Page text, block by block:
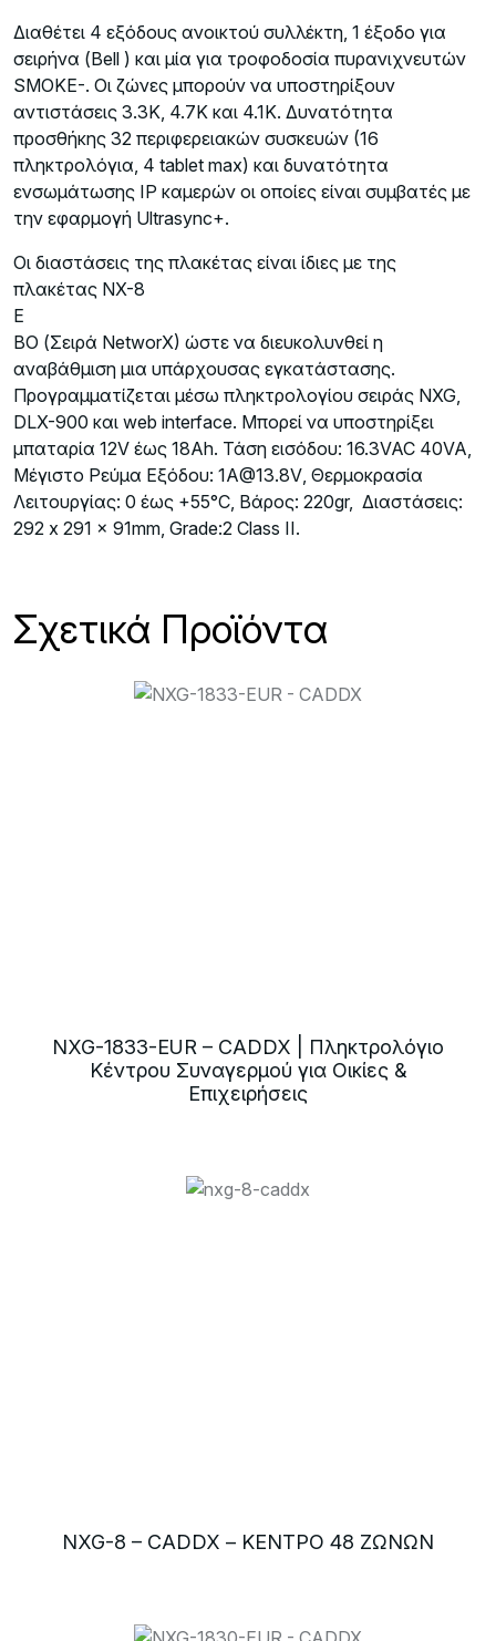
Διαθέτει 4 εξόδους ανοικτού συλλέκτη, 1 έξοδο για
σειρήνα (Bell ) και μία για τροφοδοσία πυρανιχνευτών
SMOKE-. Οι ζώνες μπορούν να υποστηρίξουν
αντιστάσεις 3.3Κ, 4.7Κ και 4.1Κ. Δυνατότητα
προσθήκης 32 περιφερειακών συσκευών (16
πληκτρολόγια, 4 tablet max) και δυνατότητα
ενσωμάτωσης IP καμερών οι οποίες είναι συμβατές με
την εφαρμογή Ultrasync+.
Οι διαστάσεις της πλακέτας είναι ίδιες με της
πλακέτας NX-8
E
BO (Σειρά NetworX) ώστε να διευκολυνθεί η
αναβάθμιση μια υπάρχουσας εγκατάστασης.
Προγραμματίζεται μέσω πληκτρολογίου σειράς NXG,
DLX-900 και web interface. Μπορεί να υποστηρίξει
μπαταρία 12V έως 18Ah. Τάση εισόδου: 16.3VAC 40VA,
Μέγιστο Ρεύμα Εξόδου: 1Α@13.8V , Θερμοκρασία
Λειτουργίας: 0 έως +55°C, Βάρος: 220gr, Διαστάσεις:
292 x 291 x 91mm, Grade:2 Class II.
Σχετικά Προϊόντα
NXG-1833-EUR – CADDX | Πληκτρολόγιο
Κέντρου Συναγερμού για Οικίες &
Επιχειρήσεις
NXG-8 – CADDX – ΚΕΝΤΡΟ 48 ΖΩΝΩΝ